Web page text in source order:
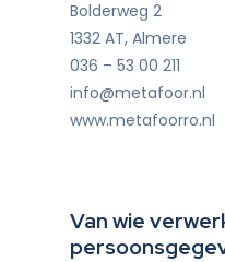
Bolderweg 2
1332 AT, Almere
036 – 53 00 211
info@metafoor.nl
www.metafoorro.nl
Van wie